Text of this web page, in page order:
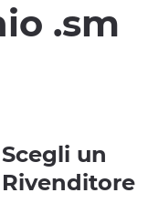
.sm
Scegli un
Rivenditore